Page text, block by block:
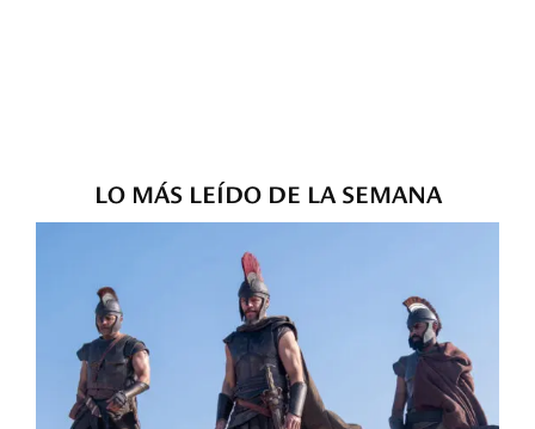
LO MÁS LEÍDO DE LA SEMANA